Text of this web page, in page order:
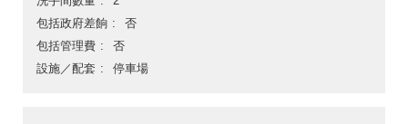
包括政府差餉
否
包括管理費
否
設施／配套
停車場